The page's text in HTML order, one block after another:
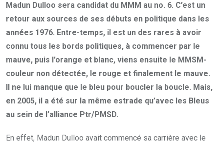
Madun Dulloo sera candidat du MMM au no. 6. C’est un
retour aux sources de ses débuts en politique dans les
années 1976. Entre-temps, il est un des rares à avoir
connu tous les bords politiques, à commencer par le
mauve, puis l’orange et blanc, viens ensuite le MMSM-
couleur non détectée, le rouge et finalement le mauve.
Il ne lui manque que le bleu pour boucler la boucle. Mais,
en 2005, il a été sur la même estrade qu’avec les Bleus
au sein de l’alliance Ptr/PMSD.
En effet, Madun Dulloo avait commencé sa carrière avec le